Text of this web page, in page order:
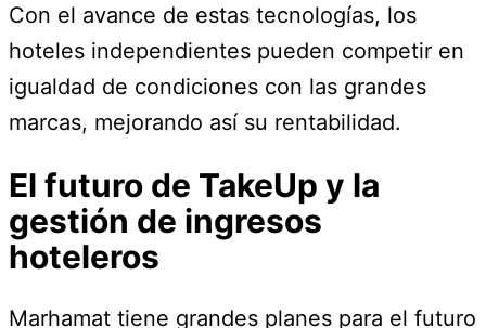
Con el avance de estas tecnologías, los
hoteles independientes pueden competir en
igualdad de condiciones con las grandes
marcas, mejorando así su rentabilidad.
El futuro de TakeUp y la
gestión de ingresos
hoteleros
Marhamat tiene grandes planes para el futuro